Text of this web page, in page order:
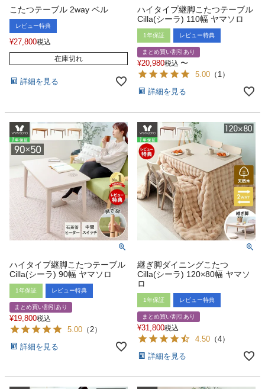
こたつテーブル 2way ベル
レビュー特典
¥27,800税込
在庫切れ
詳細を見る
ハイタイプ継脚こたつテーブル
Cilla(シーラ) 110幅 ヤマソロ
1年保証 レビュー特典
まとめ買い割引あり
¥20,980税込 〜
5.00 （ 1）
詳細を見る
ハイタイプ継脚こたつテーブル
Cilla(シーラ) 90幅 ヤマソロ
1年保証 レビュー特典
まとめ買い割引あり
¥19,800税込
5.00 （2）
詳細を見る
継ぎ脚ダイニングこたつ
Cilla(シーラ) 120×80幅 ヤマソ
ロ
1年保証 レビュー特典
まとめ買い割引あり
¥31,800税込
4.50 （4）
詳細を見る